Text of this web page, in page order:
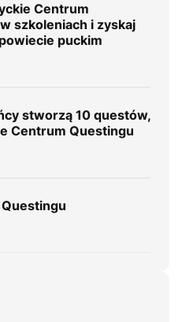
Centrum
szkoleniach i zyskaj
puckim
stworzą 10 questów,
Centrum Questingu